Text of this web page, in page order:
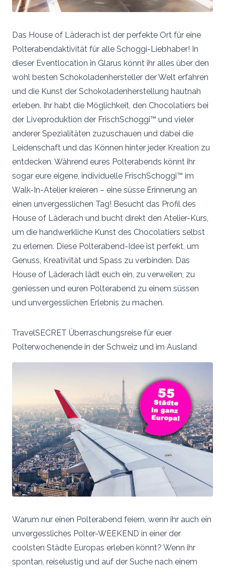
Das House of Läderach ist der perfekte Ort für eine
Polterabendaktivität für alle Schoggi-Liebhaber! In
dieser Eventlocation in Glarus könnt ihr alles über den
wohl besten Schokoladenhersteller der Welt erfahren
und die Kunst der Schokoladenherstellung hautnah
erleben. Ihr habt die Möglichkeit, den Chocolatiers bei
der Liveproduktion der FrischSchoggi™ und vieler
anderer Spezialitäten zuzuschauen und dabei die
Leidenschaft und das Können hinter jeder Kreation zu
entdecken. Während eures Polterabends könnt ihr
sogar eure eigene, individuelle FrischSchoggi™ im
Walk-In-Atelier kreieren – eine süsse Erinnerung an
einen unvergesslichen Tag! Besucht das Profil des
House of Läderach und bucht direkt den Atelier-Kurs,
um die handwerkliche Kunst des Chocolatiers selbst
zu erlernen. Diese Polterabend-Idee ist perfekt, um
Genuss, Kreativität und Spass zu verbinden. Das
House of Läderach lädt euch ein, zu verweilen, zu
geniessen und euren Polterabend zu einem süssen
und unvergesslichen Erlebnis zu machen.
TravelSECRET Überraschungsreise für euer
Polterwochenende in der Schweiz und im Ausland
Warum nur einen Polterabend feiern, wenn ihr auch ein
unvergessliches Polter-WEEKEND in einer der
coolsten Städte Europas erleben könnt? Wenn ihr
spontan, reiselustig und auf der Suche nach einem